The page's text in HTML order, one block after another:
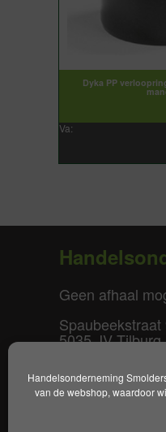
Handelsonderneming
van de webshop, waardoor
Dyka PP
Va:
Geen afhaal
Spaubeekstraat
5035 JV Tilburg
T. +31(0)85-
E.